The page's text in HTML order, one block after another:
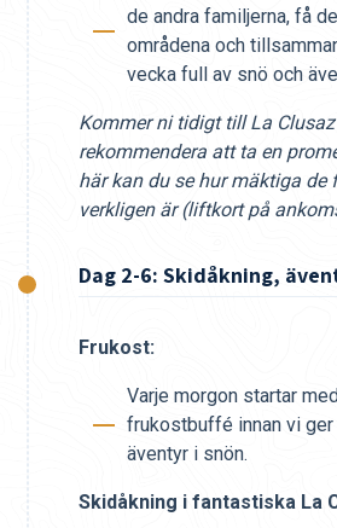
de andra familjerna, få
områdena och
vecka full av snö och
Kommer ni tidigt till La
rekommendera att ta en
här kan du se hur mäktiga de
verkligen är (liftkort på
Dag 2-6: Skidåkning,
Frukost:
Varje morgon startar
frukostbuffé innan vi
äventyr i snön.
Skidåkning i fantastiska La